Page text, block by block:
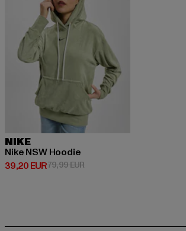
NIKE
Nike NSW Hoodie
39,20 EUR
Derzeitiger Preis: 39,20 EUR
79,99 EURAktionspreis: 79,99 EUR